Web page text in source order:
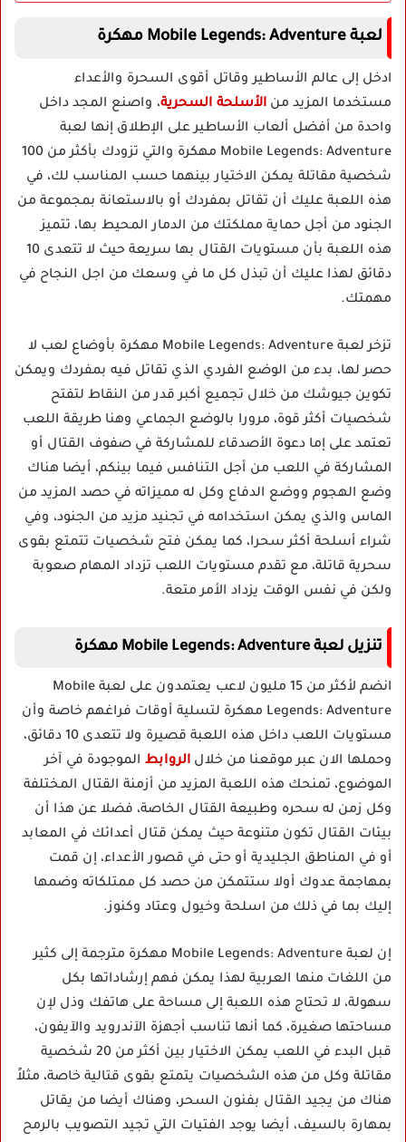
لعبة Mobile Legends: Adventure مهكرة
ادخل إلى عالم الأساطير وقاتل أقوى السحرة والأعداء
مستخدما المزيد من الأسلحة السحرية، واصنع المجد داخل
واحدة من أفضل ألعاب الأساطير على الإطلاق إنها لعبة
Mobile Legends: Adventure مهكرة والتي تزودك بأكثر من 100
شخصية مقاتلة يمكن الاختيار بينهما حسب المناسب لك، في
هذه اللعبة عليك أن تقاتل بمفردك أو بالاستعانة بمجموعة من
الجنود من أجل حماية مملكتك من الدمار المحيط بها، تتميز
هذه اللعبة بأن مستويات القتال بها سريعة حيث لا تتعدى 10
دقائق لهذا عليك أن تبذل كل ما في وسعك من اجل النجاح في
مهمتك.
تزخر لعبة Mobile Legends: Adventure مهكرة بأوضاع لعب لا
حصر لها، بدء من الوضع الفردي الذي تقاتل فيه بمفردك ويمكن
تكوين جيوشك من خلال تجميع أكبر قدر من النقاط لتفتح
شخصيات أكثر قوة، مرورا بالوضع الجماعي وهنا طريقة اللعب
تعتمد على إما دعوة الأصدقاء للمشاركة في صفوف القتال أو
المشاركة في اللعب من أجل التنافس فيما بينكم، أيضا هناك
وضع الهجوم ووضع الدفاع وكل له مميزاته في حصد المزيد من
الماس والذي يمكن استخدامه في تجنيد مزيد من الجنود، وفي
شراء أسلحة أكثر سحرا، كما يمكن فتح شخصيات تتمتع بقوى
سحرية قاتلة، مع تقدم مستويات اللعب تزداد المهام صعوبة
ولكن في نفس الوقت يزداد الأمر متعة.
تنزيل لعبة Mobile Legends: Adventure مهكرة
انضم لأكثر من 15 مليون لاعب يعتمدون على لعبة Mobile
Legends: Adventure مهكرة لتسلية أوقات فراغهم خاصة وأن
مستويات اللعب داخل هذه اللعبة قصيرة ولا تتعدى 10 دقائق،
وحملها الان عبر موقعنا من خلال الروابط الموجودة في آخر
الموضوع، تمنحك هذه اللعبة المزيد من أزمنة القتال المختلفة
وكل زمن له سحره وطبيعة القتال الخاصة، فضلا عن هذا أن
بيئات القتال تكون متنوعة حيث يمكن قتال أعدائك في المعابد
أو في المناطق الجليدية أو حتى في قصور الأعداء، إن قمت
بمهاجمة عدوك أولا ستتمكن من حصد كل ممتلكاته وضمها
إليك بما في ذلك من اسلحة وخيول وعتاد وكنوز.
إن لعبة Mobile Legends: Adventure مهكرة مترجمة إلى كثير
من اللغات منها العربية لهذا يمكن فهم إرشاداتها بكل
سهولة، لا تحتاج هذه اللعبة إلى مساحة على هاتفك وذل لإن
مساحتها صغيرة، كما أنها تناسب أجهزة الآندرويد والآيفون،
قبل البدء في اللعب يمكن الاختيار بين أكثر من 20 شخصية
مقاتلة وكل من هذه الشخصيات يتمتع بقوى قتالية خاصة، مثلاً
هناك من يجيد القتال بفنون السحر، وهناك أيضا من يقاتل
بمهارة بالسيف، أيضا يوجد الفتيات التي تجيد التصويب بالرمح